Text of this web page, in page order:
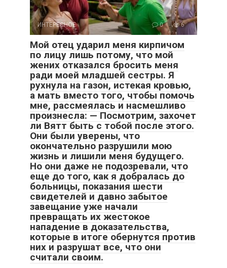
ИНТЕРЕСНОЕ 0 6
Мой отец ударил меня кирпичом
по лицу лишь потому, что мой
жених отказался бросить меня
ради моей младшей сестры. Я
рухнула на газон, истекая кровью,
а мать вместо того, чтобы помочь
мне, рассмеялась и насмешливо
произнесла: — Посмотрим, захочет
ли Вятт быть с тобой после этого.
Они были уверены, что
окончательно разрушили мою
жизнь и лишили меня будущего.
Но они даже не подозревали, что
еще до того, как я добралась до
больницы, показания шести
свидетелей и давно забытое
завещание уже начали
превращать их жестокое
нападение в доказательства,
которые в итоге обернутся против
них и разрушат все, что они
считали своим.